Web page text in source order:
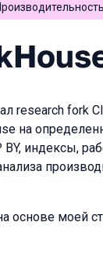
research fork
на
BY, индексы,
основе моей